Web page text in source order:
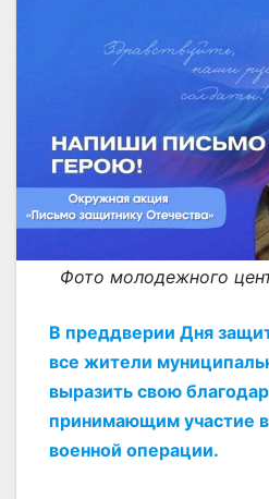
Фото молодежного
В преддверии Дня
все жители
выразить свою
принимающим участие
военной операции.